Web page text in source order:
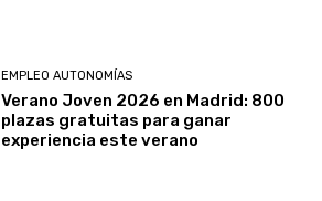
EMPLEO AUTONOMÍAS
Verano Joven 2026 en Madrid: 800
plazas gratuitas para ganar
experiencia este verano